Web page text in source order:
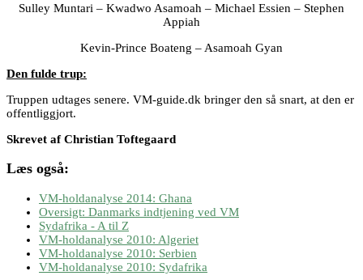
Sulley Muntari – Kwadwo Asamoah – Michael Essien – Stephen
Appiah
Kevin-Prince Boateng – Asamoah Gyan
Den fulde trup:
Truppen udtages senere. VM-guide.dk bringer den så snart, at den er
offentliggjort.
Skrevet af Christian Toftegaard
Læs også:
VM-holdanalyse 2014: Ghana
Oversigt: Danmarks indtjening ved VM
Sydafrika - A til Z
VM-holdanalyse 2010: Algeriet
VM-holdanalyse 2010: Serbien
VM-holdanalyse 2010: Sydafrika